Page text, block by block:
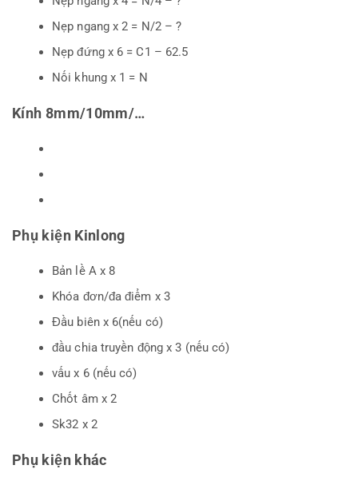
Nẹp ngang x 2 = N/2 – ?
Nẹp đứng x 6 = C1 – 62.5
Nối khung x 1 = N
Kính 8mm/10mm/…
Phụ kiện Kinlong
Bản lề A x 8
Khóa đơn/đa điểm x 3
Đầu biên x 6(nếu có)
đầu chia truyền động x 3 (nếu có)
vấu x 6 (nếu có)
Chốt âm x 2
Sk32 x 2
Phụ kiện khác